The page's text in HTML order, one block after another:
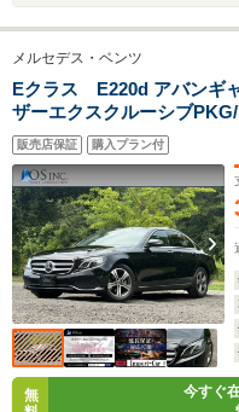
メルセデス・ベンツ
Eクラス E220d アバンギ
ザーエクスクルーシブ
PKG/全周囲カメラ/パワー
ト・シートメモリー/全席シ
イト/ETC/純正AW
販売店保証 購入プラン付
無
今すぐ